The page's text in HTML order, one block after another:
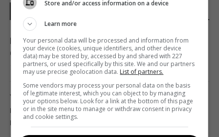
НОВОСТИ УКРАИНЫ
В Кировоградской области разбился
боевой вертолет: что известно
12:17 суббота, 08 августа 2026
Украина согласилась не нападать на
нероссийские танкеры с нефтью в Черном
море, - Bloomberg
Store and/or access information on a device
Learn more
Your personal data will be processed and information from
your device (cookies, unique identifiers, and other device
data) may be stored by, accessed by and shared with 227
partners, or used specifically by this site. We and our partners
may use precise geolocation data. List of partners.
Some vendors may process your personal data on the basis
of legitimate interest, which you can object to by managing
your options below. Look for a link at the bottom of this page
or in the site menu to manage or withdraw consent in privacy
and cookie settings.